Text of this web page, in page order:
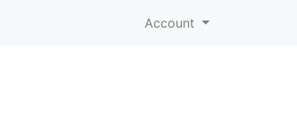
Account